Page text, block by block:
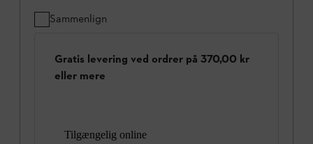
Sammenlign
Gratis levering ved ordrer på 370,00 kr
eller mere
Tilgængelig online